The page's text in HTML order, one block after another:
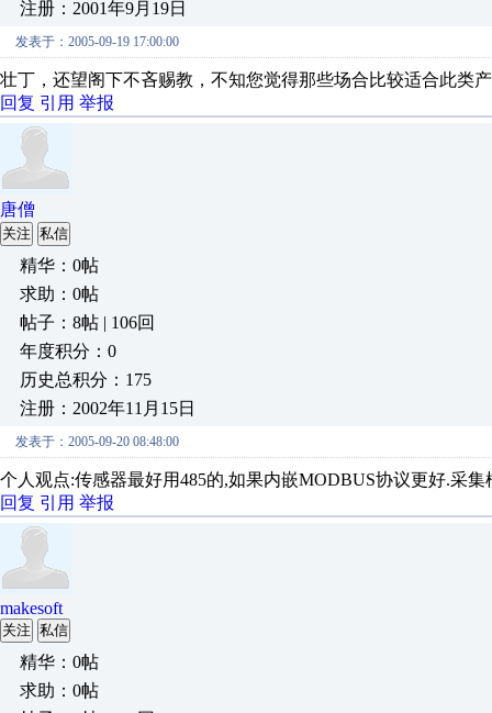
注册：2001年9月19日
发表于：2005-09-19 17:00:00
壮丁，还望阁下不吝赐教，不知您觉得那些场合比较适合此类
回复 引用 举报
唐僧
关注 私信
精华：0帖
求助：0帖
帖子：8帖 | 106回
年度积分：0
历史总积分：175
注册：2002年11月15日
发表于：2005-09-20 08:48:00
个人观点:传感器最好用485的,如果内嵌MODBUS协议更好.采
回复 引用 举报
makesoft
关注 私信
精华：0帖
求助：0帖